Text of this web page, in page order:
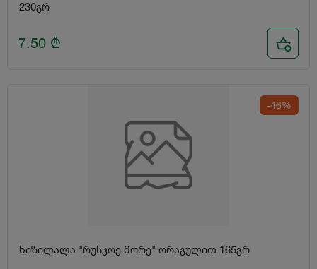
230გრ
7.50 ₾
-46%
ხიზილალა "რუსკოე მორე" ორაგულით 165გრ